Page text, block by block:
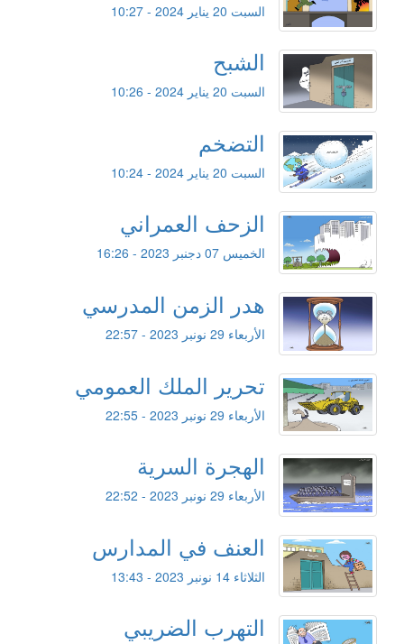
السبت 20 يناير 2024 - 10:27
الشبح
السبت 20 يناير 2024 - 10:26
التضخم
السبت 20 يناير 2024 - 10:24
الزحف العمراني
الخميس 07 دجنبر 2023 - 16:26
هدر الزمن المدرسي
الأربعاء 29 نونبر 2023 - 22:57
تحرير الملك العمومي
الأربعاء 29 نونبر 2023 - 22:55
الهجرة السرية
الأربعاء 29 نونبر 2023 - 22:52
العنف في المدارس
الثلاثاء 14 نونبر 2023 - 13:43
التهرب الضريبي